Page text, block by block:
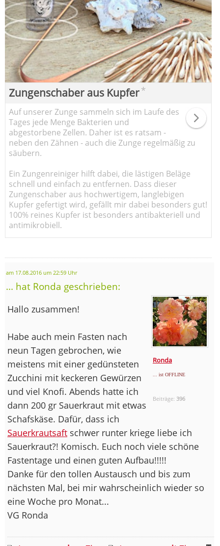
Zungenschaber aus Kupfer*
Auf unserer Zunge sammeln sich im Laufe des
Tages jede Menge Bakterien und
abgestorbene Zellen. Daher ist es ratsam -
neben den Zähnen - auch die Zunge regelmäßig zu
säubern.
Ein Zungenreiniger hilft dabei, die lästigen Beläge
schnell und einfach zu entfernen. Dass dieser
Zungenschaber aus hochwertigem, langlebigen
Kupfer gefertigt wird, gefällt mir dabei besonders gut!
100% reines Kupfer ist besonders antibakteriell und
antimikrobiell.
am 17.08.2016 um 22:59 Uhr
... hat Ronda geschrieben:
Ronda
... ist OFFLINE
Beiträge:396
Hallo zusammen!
Habe auch mein Fasten nach
neun Tagen gebrochen, wie
meistens mit einer gedünsteten
Zucchini mit keckeren Gewürzen
und viel Knofi. Abends hatte ich
dann 200 gr Sauerkraut mit etwas
Schafskäse. Dafür, dass ich
Sauerkrautsaft schwer runter kriege liebe ich
Sauerkraut?! Komisch. Euch noch viele schöne
Fastentage und einen guten Aufbau!!!!!
Danke für den tollen Austausch und bis zum
nächsten Mal, bei mir wahrscheinlich wieder so
eine Woche pro Monat...
VG Ronda